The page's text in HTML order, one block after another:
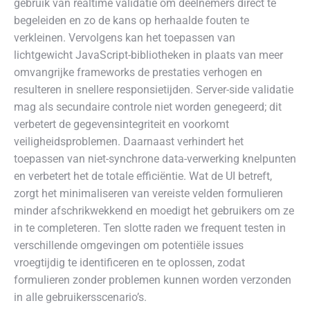
gebruik van realtime validatie om deelnemers direct te
begeleiden en zo de kans op herhaalde fouten te
verkleinen. Vervolgens kan het toepassen van
lichtgewicht JavaScript-bibliotheken in plaats van meer
omvangrijke frameworks de prestaties verhogen en
resulteren in snellere responsietijden. Server-side validatie
mag als secundaire controle niet worden genegeerd; dit
verbetert de gegevensintegriteit en voorkomt
veiligheidsproblemen. Daarnaast verhindert het
toepassen van niet-synchrone data-verwerking knelpunten
en verbetert het de totale efficiëntie. Wat de UI betreft,
zorgt het minimaliseren van vereiste velden formulieren
minder afschrikwekkend en moedigt het gebruikers om ze
in te completeren. Ten slotte raden we frequent testen in
verschillende omgevingen om potentiële issues
vroegtijdig te identificeren en te oplossen, zodat
formulieren zonder problemen kunnen worden verzonden
in alle gebruikersscenario’s.